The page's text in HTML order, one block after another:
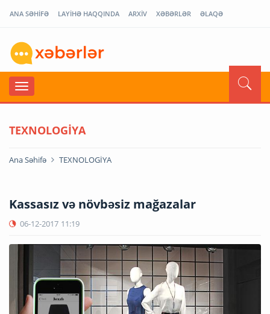
ANA SƏHİFƏ LAYİHƏ HAQQINDA ARXİV XƏBƏRLƏR ƏLAQƏ
TEXNOLOGİYA
Ana Səhifə TEXNOLOGİYA
Kassasız və növbəsiz mağazalar
06-12-2017 11:19